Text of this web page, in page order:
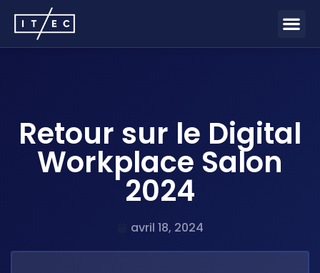
Retour sur le Digital
Workplace Salon
2024
avril 18, 2024